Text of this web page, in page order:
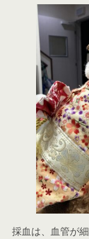
採血は、血管が